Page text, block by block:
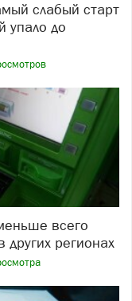
упало до
регионах